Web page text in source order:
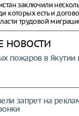
заключили
которых есть и
трудовой
НОВОСТИ
пожаров в Якутии
запрет на